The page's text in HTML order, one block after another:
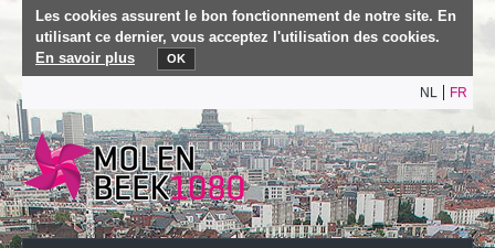
Les cookies assurent le bon fonctionnement de notre site. En
utilisant ce dernier, vous acceptez l'utilisation des cookies.
En savoir plus
OK
NL FR